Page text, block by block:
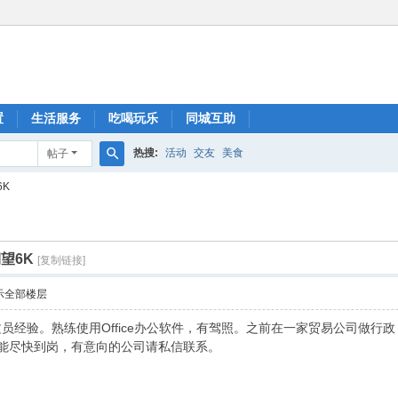
生活服务 吃喝玩乐 同城互助
帖子 热搜: 活动 交友 美食
6K [复制链接]
全部楼层
经验。熟练使用Office办公软件，有驾照。之前在一家贸易公司做行
快到岗，有意向的公司请私信联系。